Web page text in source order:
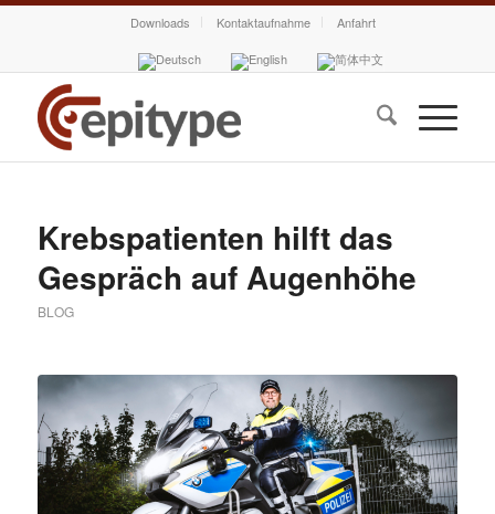
Downloads Kontaktaufnahme Anfahrt
Krebspatienten hilft das
Gespräch auf Augenhöhe
BLOG